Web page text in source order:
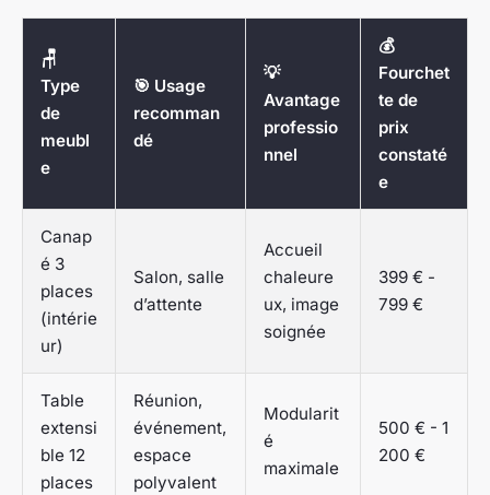
🪑
Type
de
meubl
e
🎯 Usage
recomman
dé
💡
Avantage
professio
nnel
💰
Fourchet
te de
prix
constaté
e
Canap
é 3
places
(intérie
ur)
Salon, salle
d’attente
Accueil
chaleure
ux, image
soignée
399 € -
799 €
Table
extensi
ble 12
places
Réunion,
événement,
espace
polyvalent
Modularit
é
maximale
500 € - 1
200 €